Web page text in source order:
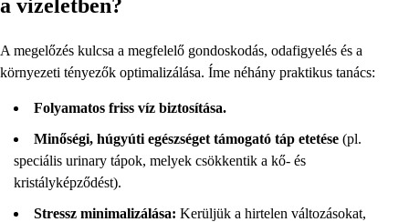
a vizeletben?
A megelőzés kulcsa a megfelelő gondoskodás, odafigyelés és a
környezeti tényezők optimalizálása. Íme néhány praktikus tanács:
Folyamatos friss víz biztosítása.
Minőségi, húgyúti egészséget támogató táp etetése (pl.
speciális urinary tápok, melyek csökkentik a kő- és
kristályképződést).
Stressz minimalizálása: Kerüljük a hirtelen változásokat,